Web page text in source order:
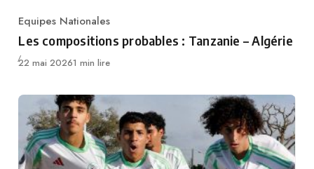
Category
Equipes Nationales
Les compositions probables : Tanzanie – Algérie
Publié
22 mai 20261 min lire